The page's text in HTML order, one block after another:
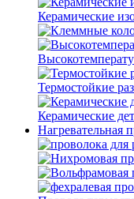
Керамические
Термостойкие
Керамические
Нагревательная